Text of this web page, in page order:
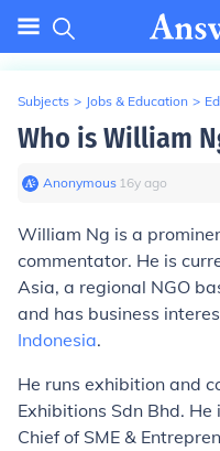
Subjects > Jobs & Education >
Who is William
Anonymous∙ 16y ago
William Ng is a
commentator. He is
Asia, a regional NGO
and has business
Indonesia.
He runs exhibition and
Exhibitions Sdn Bhd.
Chief of SME &